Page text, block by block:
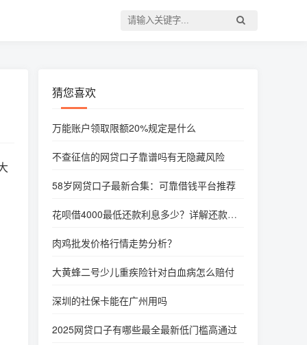
猜您喜欢
万能账户领取限额20%规定是什么
不查征信的网贷口子靠谱吗有无隐藏风险
58岁网贷口子最新合集：可靠借钱平台推荐
花呗借4000最低还款利息多少？详解还款方
肉鸡批发价格行情走势分析？
大黄蜂二号少儿重疾险针对白血病怎么赔付
深圳的社保卡能在广州用吗
2025网贷口子有哪些最全最新低门槛高通过